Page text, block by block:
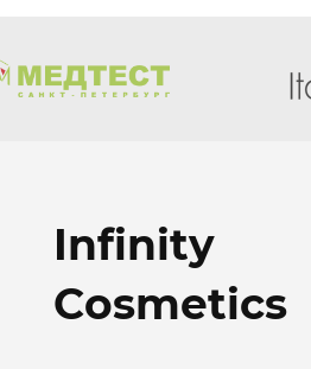
Infinity
Cosmetics